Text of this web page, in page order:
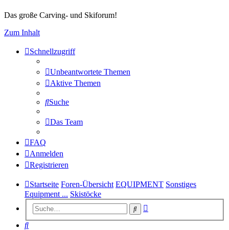
Das große Carving- und Skiforum!
Zum Inhalt
Schnellzugriff
Unbeantwortete Themen
Aktive Themen
Suche
Das Team
FAQ
Anmelden
Registrieren
Startseite Foren-Übersicht EQUIPMENT Sonstiges
Equipment ... Skistöcke
Suche
Suche